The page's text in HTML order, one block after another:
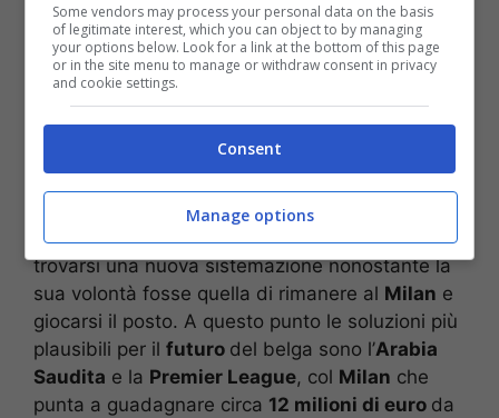
Una decisione che di fatti costringeOrigia
trovarsi una nuova sistemazione nonostante la
sua volontà fosse quella di rimanere al Milan e
giocarsi il posto. A questo punto le soluzioni più
plausibili per il futuro del belga sono l’Arabia
Saudita e la Premier League, col Milan che
punta a guadagnare circa 12 milioni di euro da
Some vendors may process your personal data on the basis
of legitimate interest, which you can object to by managing
your options below. Look for a link at the bottom of this page
or in the site menu to manage or withdraw consent in privacy
and cookie settings.
Consent
Manage options